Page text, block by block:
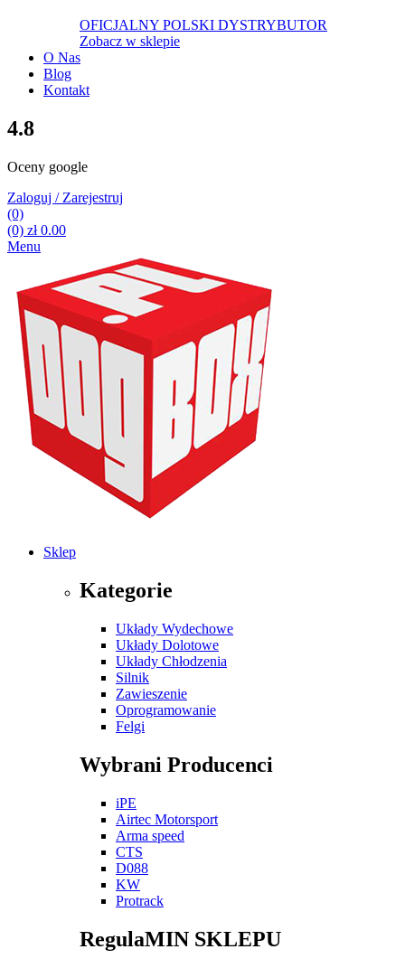
OFICJALNY POLSKI DYSTRYBUTOR
Zobacz w sklepie
O Nas
Blog
Kontakt
4.8
Oceny google
Zaloguj / Zarejestruj
(0)
(0) zł0.00
Menu
Sklep
Kategorie
Układy Wydechowe
Układy Dolotowe
Układy Chłodzenia
Silnik
Zawieszenie
Oprogramowanie
Felgi
Wybrani Producenci
iPE
Airtec Motorsport
Arma speed
CTS
D088
KW
Protrack
RegulaMIN SKLEPU